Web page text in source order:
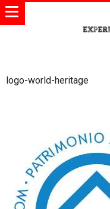
logo-world-heritage